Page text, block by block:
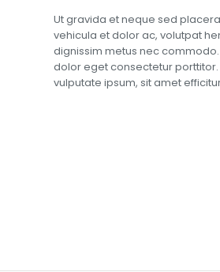
Ut gravida et neque sed
vehicula et dolor ac, volutpat
dignissim metus nec
dolor eget consectetur
vulputate ipsum, sit amet